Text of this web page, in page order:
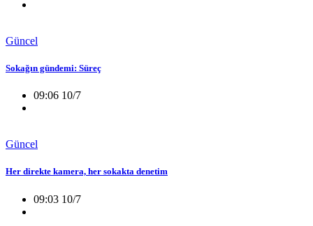
Güncel
Sokağın gündemi: Süreç
09:06 10/7
Güncel
Her direkte kamera, her sokakta denetim
09:03 10/7